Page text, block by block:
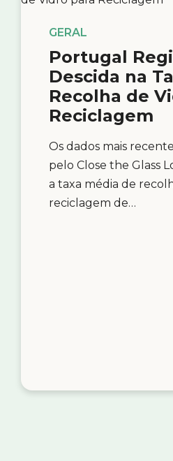
GERAL
Portugal
Descida na
Recolha de
Reciclagem
Os dados mais
pelo Close the Glass
a taxa média de
reciclagem de…